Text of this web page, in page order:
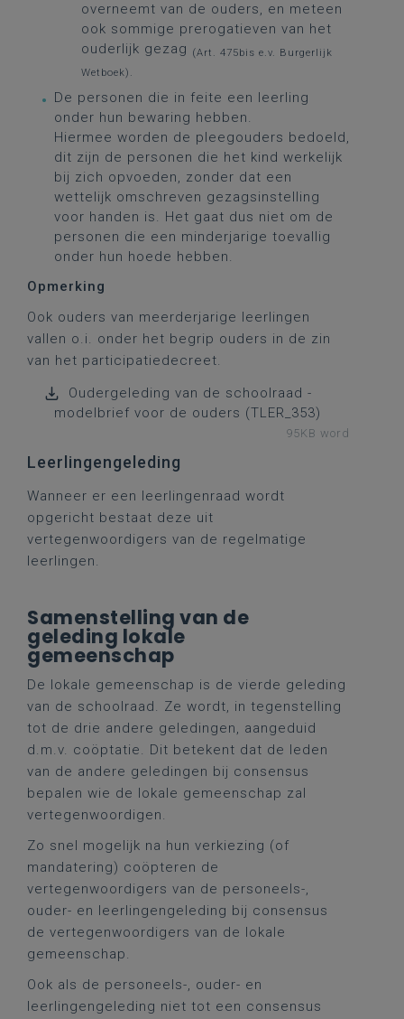
overneemt van de ouders, en meteen
ook sommige prerogatieven van het
ouderlijk gezag
(Art. 475bis e.v. Burgerlijk
Wetboek).
De personen die in feite een leerling
onder hun bewaring hebben.
Hiermee worden de pleegouders bedoeld,
dit zijn de personen die het kind werkelijk
bij zich opvoeden, zonder dat een
wettelijk omschreven gezagsinstelling
voor handen is. Het gaat dus niet om de
personen die een minderjarige toevallig
onder hun hoede hebben.
Opmerking
Ook ouders van meerderjarige leerlingen
vallen o.i. onder het begrip ouders in de zin
van het participatiedecreet.
Oudergeleding van de schoolraad -
modelbrief voor de ouders (TLER_353)
95KB word
Leerlingengeleding
Wanneer er een leerlingenraad wordt
opgericht bestaat deze uit
vertegenwoordigers van de regelmatige
leerlingen.
Samenstelling van de
geleding lokale
gemeenschap
De lokale gemeenschap is de vierde geleding
van de schoolraad. Ze wordt, in tegenstelling
tot de drie andere geledingen, aangeduid
d.m.v. coöptatie. Dit betekent dat de leden
van de andere geledingen bij consensus
bepalen wie de lokale gemeenschap zal
vertegenwoordigen.
Zo snel mogelijk na hun verkiezing (of
mandatering) coöpteren de
vertegenwoordigers van de personeels-,
ouder- en leerlingengeleding bij consensus
de vertegenwoordigers van de lokale
gemeenschap.
Ook als de personeels-, ouder- en
leerlingengeleding niet tot een consensus